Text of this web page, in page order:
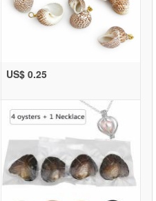
US$ 0.25